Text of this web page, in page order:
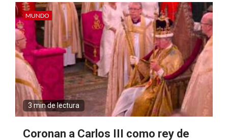
MUNDO
3 min de lectura
Coronan a Carlos III como rey de